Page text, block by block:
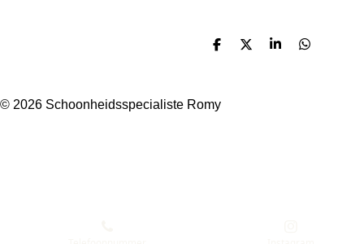
D
n
D
S
D
© 2026 Schoonheidsspecialiste Romy